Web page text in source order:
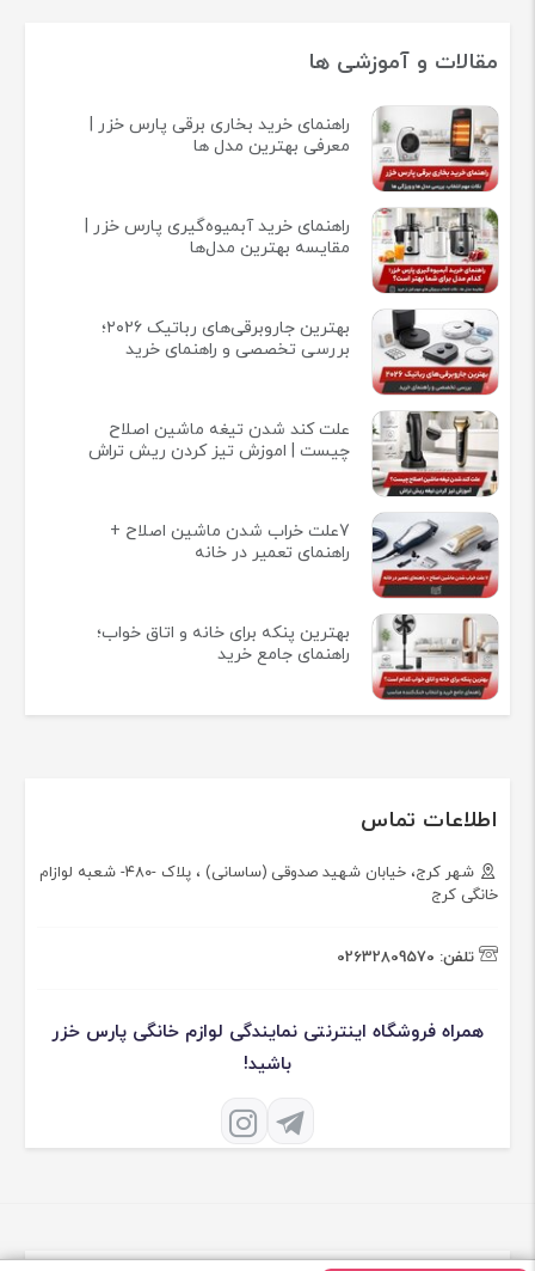
مقالات و آموزشی ها
راهنمای خرید بخاری برقی پارس خزر |
معرفی بهترین مدل ها
راهنمای خرید آبمیوه‌گیری پارس خزر |
مقایسه بهترین مدل‌ها
بهترین جاروبرقی‌های رباتیک ۲۰۲۶؛
بررسی تخصصی و راهنمای خرید
علت کند شدن تیغه ماشین اصلاح
چیست | اموزش تیز کردن ریش تراش
7علت خراب شدن ماشین اصلاح +
راهنمای تعمیر در خانه
بهترین پنکه برای خانه و اتاق خواب؛
راهنمای جامع خرید
اطلاعات تماس
شهر کرج، خیابان شهید صدوقی (ساسانی) ، پلاک -۴۸۰- شعبه لوازام
خانگی کرج
تلفن: 02632809570
همراه فروشگاه اینترنتی نمایندگی لوازم خانگی پارس خزر
باشید!